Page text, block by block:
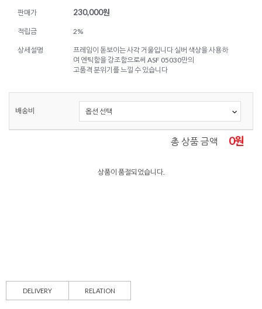
판매가 230,000원
적립금 2%
상세설명
프레임이 돋보이는 사각 거울입니다 실버 색상을 사용하
여 엔틱함을 강조함으로써 ASF 05030만의
고품격 분위기를 느낄 수 있습니다
배송비
총 상품 금액 0원
상품이 품절되었습니다.
DELIVERY RELATION